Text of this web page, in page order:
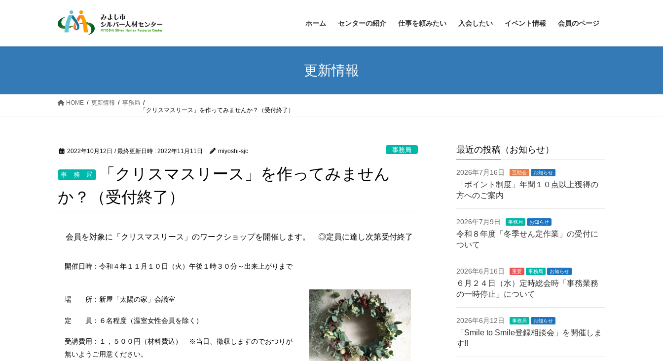
ホーム センターの紹介 仕事を頼みたい 入会したい イベント情報 会員のページ
更新情報
HOME 更新情報
事務局
「クリスマスリース」を作ってみませんか？（受付終了）
2022年10月12日 / 最終更新日時 : 2022年11月11日 miyoshi-sjc 事務局
「クリスマスリース」を作ってみません
か？（受付終了）
会員を対象に「クリスマスリース」のワークショップを開催します。 ◎定員に達し次第受付終了
開催日時：令和４年１１月１０日（火）午後１時３０分～出来上がりまで
場 所：新屋「太陽の家」会議室
定 員：６名程度（温室女性会員を除く）
受講費用：１，５００円（材料費込） ※当日、徴収しますのでおつりが
無いようご用意ください。
最近の投稿（お知らせ）
2026年7月16日 互助会 お知らせ
「ポイント制度」年間１０点以上獲得の
方へのご案内
2026年7月9日 事務局 お知らせ
令和８年度「冬季せん定作業」の受付に
ついて
2026年6月16日 重要 事務局 お知らせ
６月２４日（水）定時総会時「事務業務
の一時停止」について
2026年6月12日 事務局 お知らせ
「Smile to Smile登録相談会」を開催しま
す!!